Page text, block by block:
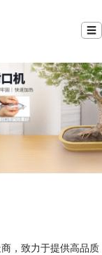
☰
，致力于提供高品质